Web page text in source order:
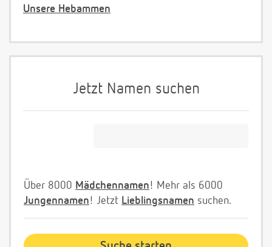
Unsere Hebammen
Jetzt Namen suchen
Über 8000 Mädchennamen! Mehr als 6000
Jungennamen! Jetzt Lieblingsnamen suchen.